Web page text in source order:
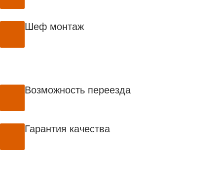
Шеф монтаж
Возможность переезда
Гарантия качества